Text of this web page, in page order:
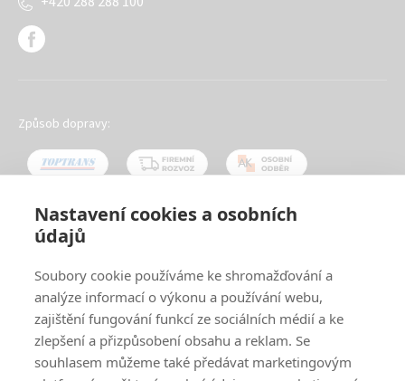
Nastavení cookies a osobních
údajů
Soubory cookie používáme ke shromažďování a
analýze informací o výkonu a používání webu,
zajištění fungování funkcí ze sociálních médií a ke
zlepšení a přizpůsobení obsahu a reklam. Se
souhlasem můžeme také předávat marketingovým
Způsob dopravy: